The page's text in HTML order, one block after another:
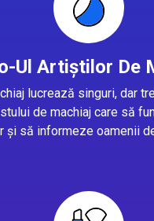
Ul Artiștilor De
lucrează singuri, dar
de machiaj care să
și să informeze oamenii